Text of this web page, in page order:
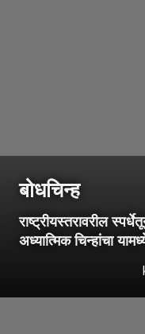
बोधचिन्ह
राष्ट्रीयस्तरावरील
अध्यात्मिक चिन्हांचा